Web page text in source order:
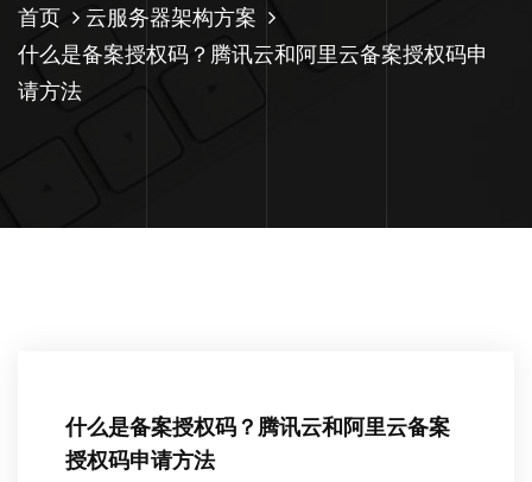
首页
云服务器架构方案
什么是备案授权码？腾讯云和阿里云备案授权码申
请方法
什么是备案授权码？腾讯云和阿里云备案
授权码申请方法